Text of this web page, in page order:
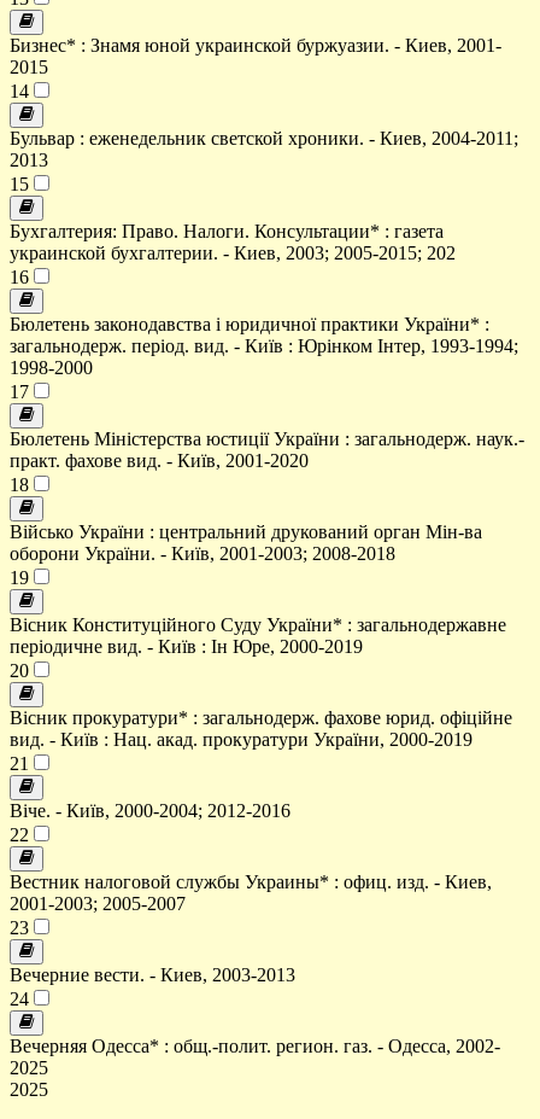
Бизнес* : Знамя юной украинской буржуазии. - Киев, 2001-
2015
14
Бульвар : еженедельник светской хроники. - Киев, 2004-2011;
2013
15
Бухгалтерия: Право. Налоги. Консультации* : газета
украинской бухгалтерии. - Киев, 2003; 2005-2015; 202
16
Бюлетень законодавства і юридичної практики України* :
загальнодерж. період. вид. - Київ : Юрінком Інтер, 1993-1994;
1998-2000
17
Бюлетень Міністерства юстиції України : загальнодерж. наук.-
практ. фахове вид. - Київ, 2001-2020
18
Військо України : центральний друкований орган Мін-ва
оборони України. - Київ, 2001-2003; 2008-2018
19
Вісник Конституційного Суду України* : загальнодержавне
періодичне вид. - Київ : Ін Юре, 2000-2019
20
Вісник прокуратури* : загальнодерж. фахове юрид. офіційне
вид. - Київ : Нац. акад. прокуратури України, 2000-2019
21
Віче. - Київ, 2000-2004; 2012-2016
22
Вестник налоговой службы Украины* : офиц. изд. - Киев,
2001-2003; 2005-2007
23
Вечерние вести. - Киев, 2003-2013
24
Вечерняя Одесса* : общ.-полит. регион. газ. - Одесса, 2002-
2025
2025